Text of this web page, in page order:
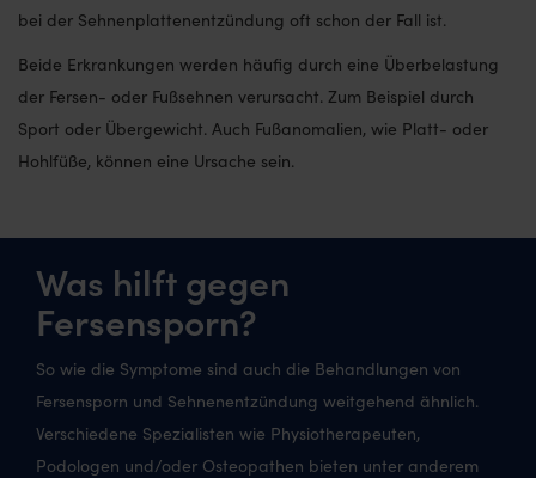
bei der Sehnenplattenentzündung oft schon der Fall ist.
Beide Erkrankungen werden häufig durch eine Überbelastung
der Fersen- oder Fußsehnen verursacht. Zum Beispiel durch
Sport oder Übergewicht. Auch Fußanomalien, wie Platt- oder
Hohlfüße, können eine Ursache sein.
Was hilft gegen
Fersensporn?
So wie die Symptome sind auch die Behandlungen von
Fersensporn und Sehnenentzündung weitgehend ähnlich.
Verschiedene Spezialisten wie Physiotherapeuten,
Podologen und/oder Osteopathen bieten unter anderem